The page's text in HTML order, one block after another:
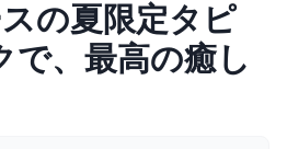
の夏限定タピ
で、最高の癒し